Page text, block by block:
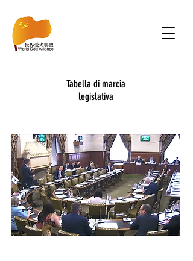
Tabella di marcia
legislativa